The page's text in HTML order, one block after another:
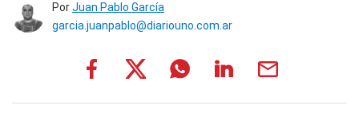
PorJuan Pablo García
garcia.juanpablo@diariouno.com.ar